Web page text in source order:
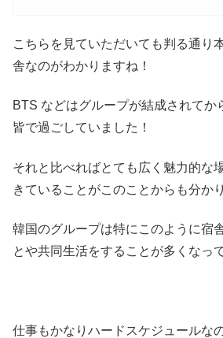
こちらを見ていただいても判る通り
舎なのがわかりますね！
BTS などはグループが結成されてか
皆で過ごしていました！
それと比べればとても広く魅力的な
きていることがこのことからも分か
韓国のグループは特にこのように宿
とや共同生活をすることが多くなっ
仕事もかなりハードスケジュールな